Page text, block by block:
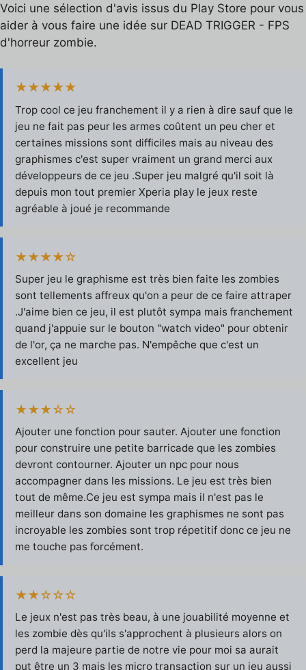
Voici une sélection d'avis issus du Play Store pour vous
aider à vous faire une idée sur DEAD TRIGGER - FPS
d'horreur zombie.
★★★★★
Trop cool ce jeu franchement il y a rien à dire sauf que le
jeu ne fait pas peur les armes coûtent un peu cher et
certaines missions sont difficiles mais au niveau des
graphismes c'est super vraiment un grand merci aux
développeurs de ce jeu .Super jeu malgré qu'il soit là
depuis mon tout premier Xperia play le jeux reste
agréable à joué je recommande
★★★★☆
Super jeu le graphisme est très bien faite les zombies
sont tellements affreux qu'on a peur de ce faire attraper
.J'aime bien ce jeu, il est plutôt sympa mais franchement
quand j'appuie sur le bouton "watch video" pour obtenir
de l'or, ça ne marche pas. N'empêche que c'est un
excellent jeu
★★★☆☆
Ajouter une fonction pour sauter. Ajouter une fonction
pour construire une petite barricade que les zombies
devront contourner. Ajouter un npc pour nous
accompagner dans les missions. Le jeu est très bien
tout de même.Ce jeu est sympa mais il n'est pas le
meilleur dans son domaine les graphismes ne sont pas
incroyable les zombies sont trop répetitif donc ce jeu ne
me touche pas forcément.
★★☆☆☆
Le jeux n'est pas très beau, à une jouabilité moyenne et
les zombie dès qu'ils s'approchent à plusieurs alors on
perd la majeure partie de notre vie pour moi sa aurait
put être un 3 mais les micro transaction sur un jeu aussi